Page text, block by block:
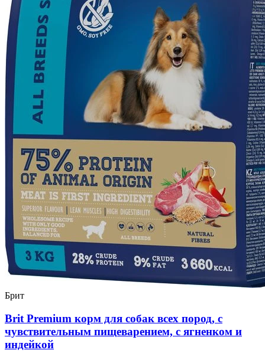
Брит
Brit Premium корм для собак всех пород, с
чувствительным пищеварением, с ягненком и
индейкой